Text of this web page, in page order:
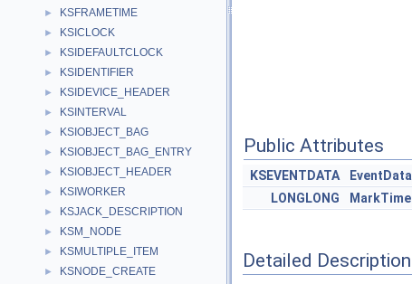
► KSFRAMETIME
► KSICLOCK
► KSIDEFAULTCLOCK
► KSIDENTIFIER
► KSIDEVICE_HEADER
► KSINTERVAL
► KSIOBJECT_BAG
► KSIOBJECT_BAG_ENTRY
► KSIOBJECT_HEADER
► KSIWORKER
► KSJACK_DESCRIPTION
► KSM_NODE
► KSMULTIPLE_ITEM
► KSNODE_CREATE
Public Attributes
KSEVENTDATA
EventData
LONGLONG
MarkTime
Detailed Description